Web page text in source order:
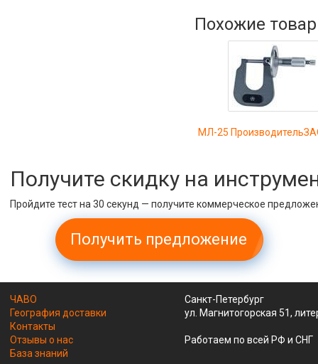
Похожие
МЛ-25
Получите скидку на
Пройдите тест на 30 секунд — получите коммерческое
Получить предложение
ЧАВО
География доставки
Контакты
Отзывы о нас
База знаний
Санкт-Петербург
ул. Магнитогорская 51,
Работаем по всей РФ и СНГ